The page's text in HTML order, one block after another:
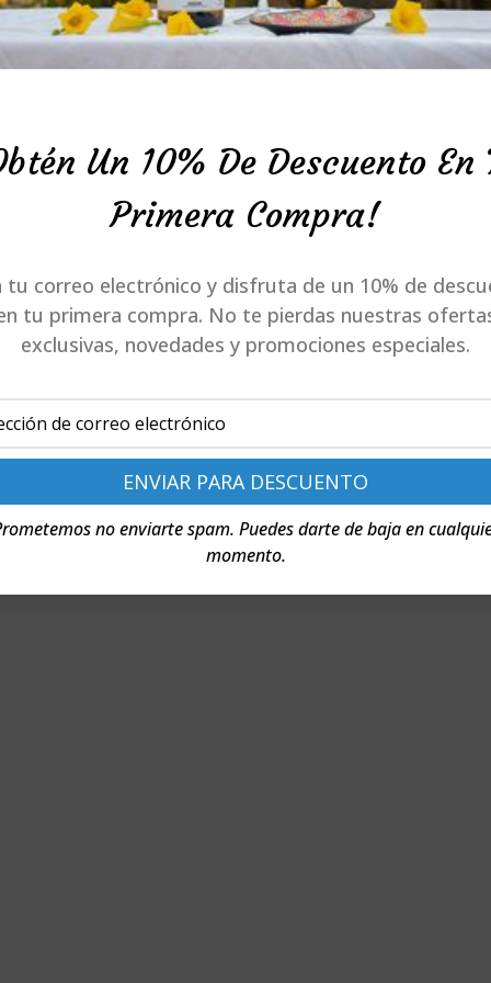
y disfrutar de la diversidad y riqueza de
una puerta abierta a un mundo de sabores,
Divertidos, celebramos la variedad y la
clientes vinos que son el fiel reflejo del
origen.
VER VINOS
Un 10% De Descuento En
Primera Compra!
tu correo electrónico y disfruta de un 10% de
tu primera compra. No te pierdas nuestras
exclusivas, novedades y promociones especiales.
no enviarte spam. Puedes darte de baja en
momento.